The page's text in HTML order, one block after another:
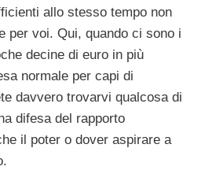
allo stesso tempo non
per voi. Qui, quando ci sono i
decine di euro in più
normale per capi di
davvero trovarvi qualcosa di
difesa del rapporto
il poter o dover aspirare a